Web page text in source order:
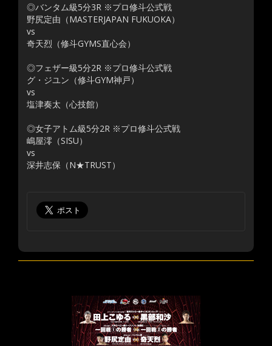
◎バンタム級5分3R ※プロ修斗公式戦
野尻定由（MASTERJAPAN FUKUOKA）
vs
奇天烈（修斗GYMS直心会）
◎フェザー級5分2R ※プロ修斗公式戦
グ・ジユン（修斗GYM神戸）
vs
塩津奏太（心技館）
◎女子アトム級5分2R ※プロ修斗公式戦
嶋屋澪（SISU）
vs
深井志保（N★TRUST）